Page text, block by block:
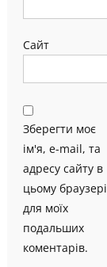
Сайт
Зберегти моє
ім'я, e-mail, та
адресу сайту в
цьому браузері
для моїх
подальших
коментарів.